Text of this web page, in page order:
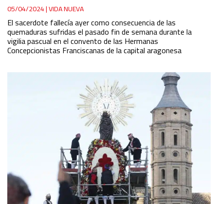
05/04/2024|VIDA NUEVA
El sacerdote fallecía ayer como consecuencia de las
quemaduras sufridas el pasado fin de semana durante la
vigilia pascual en el convento de las Hermanas
Concepcionistas Franciscanas de la capital aragonesa